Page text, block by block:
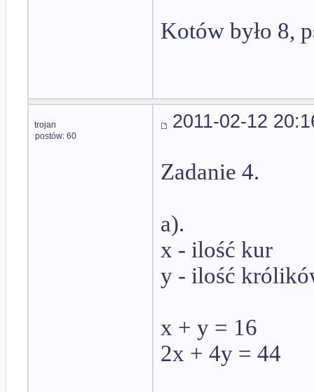
Kotów było 8,
trojan
postów: 60
2011-02-12
Zadanie 4.
a).
x - ilość kur
y - ilość
x + y = 16
2x + 4y = 44